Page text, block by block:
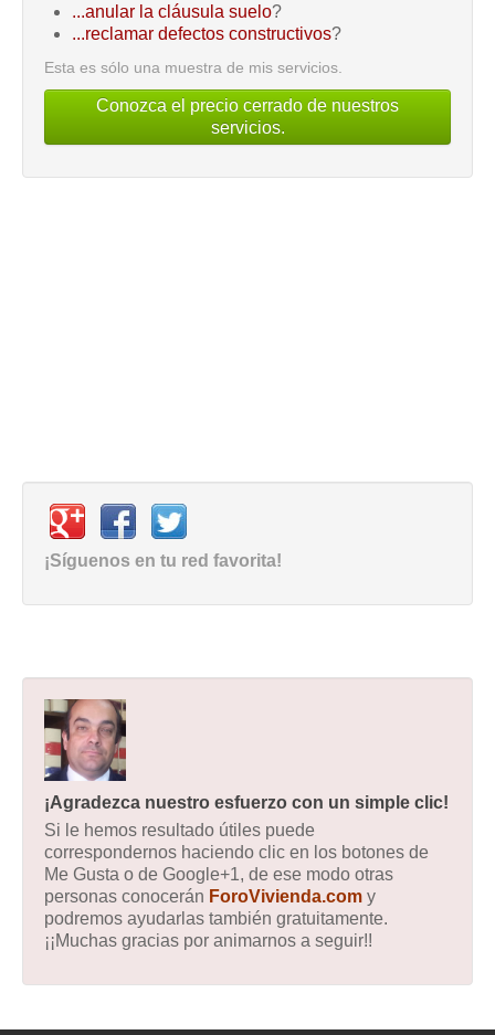
...anular la cláusula suelo?
...reclamar defectos constructivos?
Esta es sólo una muestra de mis servicios.
Conozca el precio cerrado de nuestros
servicios.
¡Síguenos en tu red favorita!
¡Agradezca nuestro esfuerzo con un simple clic!
Si le hemos resultado útiles puede
correspondernos haciendo clic en los botones de
Me Gusta o de Google+1, de ese modo otras
personas conocerán ForoVivienda.com y
podremos ayudarlas también gratuitamente.
¡¡Muchas gracias por animarnos a seguir!!